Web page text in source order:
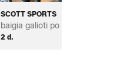
SCOTT SPORTS
baigia galioti po
2 d.